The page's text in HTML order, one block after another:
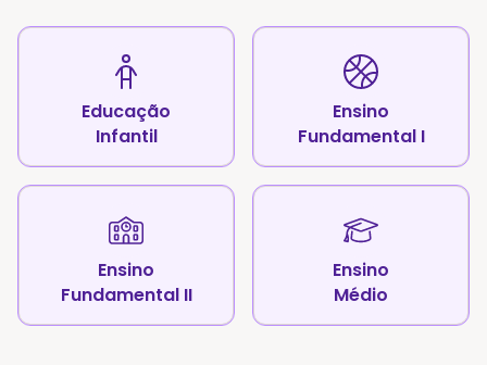
Educação
Infantil
Ensino
Fundamental I
Ensino
Fundamental II
Ensino
Médio